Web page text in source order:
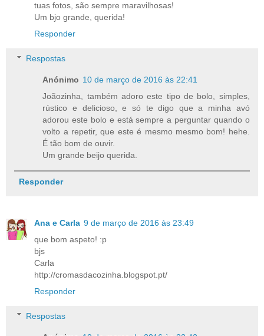
tuas fotos, são sempre maravilhosas!
Um bjo grande, querida!
Responder
Respostas
Anónimo 10 de março de 2016 às 22:41
Joãozinha, também adoro este tipo de bolo, simples,
rústico e delicioso, e só te digo que a minha avó
adorou este bolo e está sempre a perguntar quando o
volto a repetir, que este é mesmo mesmo bom! hehe.
É tão bom de ouvir.
Um grande beijo querida.
Responder
Ana e Carla 9 de março de 2016 às 23:49
que bom aspeto! :p
bjs
Carla
http://cromasdacozinha.blogspot.pt/
Responder
Respostas